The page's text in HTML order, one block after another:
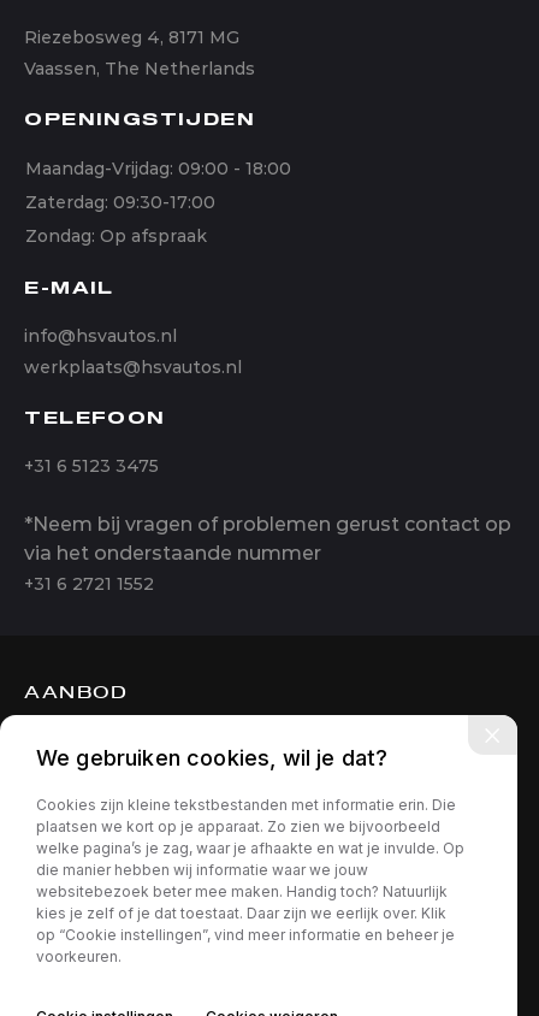
Riezebosweg 4, 8171 MG
Vaassen, The Netherlands
OPENINGSTIJDEN
Maandag-Vrijdag: 09:00 - 18:00
Zaterdag: 09:30-17:00
Zondag: Op afspraak
E-MAIL
info@hsvautos.nl
werkplaats@hsvautos.nl
TELEFOON
+31 6 5123 3475
*Neem bij vragen of problemen gerust contact op
via het onderstaande nummer
+31 6 2721 1552
AANBOD
OVER ONS
CONTACT
We gebruiken cookies, wil je dat?
Cookies zijn kleine tekstbestanden met informatie erin. Die
plaatsen we kort op je apparaat. Zo zien we bijvoorbeeld
welke pagina’s je zag, waar je afhaakte en wat je invulde. Op
die manier hebben wij informatie waar we jouw
websitebezoek beter mee maken. Handig toch? Natuurlijk
kies je zelf of je dat toestaat. Daar zijn we eerlijk over. Klik
op “Cookie instellingen”, vind meer informatie en beheer je
voorkeuren.